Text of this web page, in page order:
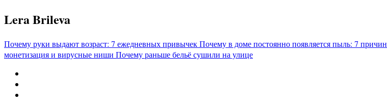
Перейти
к
Lera Brileva
Почему руки выдают возраст: 7 ежедневных привычекПочему в доме постоянно появляется пыль: 7 причин
монетизация и вирусные ниши Почему раньше бельё сушили на улице